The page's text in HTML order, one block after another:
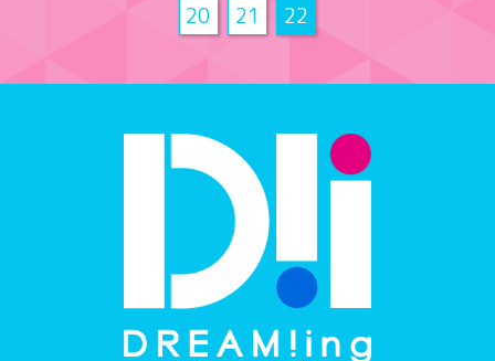
20
21 22